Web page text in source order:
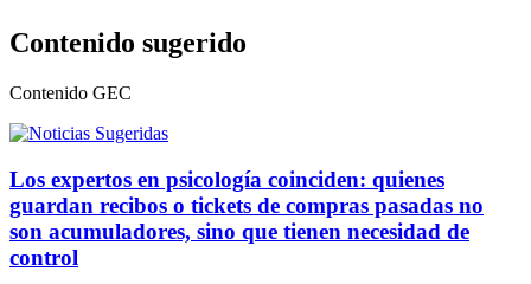
Contenido sugerido
Contenido GEC
Los expertos en psicología coinciden: quienes
guardan recibos o tickets de compras pasadas no
son acumuladores, sino que tienen necesidad de
control